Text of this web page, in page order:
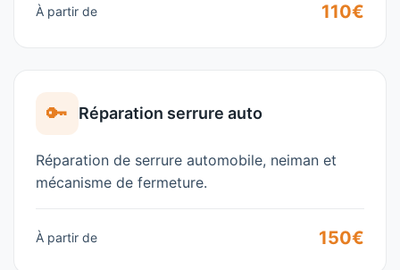
À partir de 110€
🔑 Réparation serrure auto
Réparation de serrure automobile, neiman et
mécanisme de fermeture.
À partir de 150€